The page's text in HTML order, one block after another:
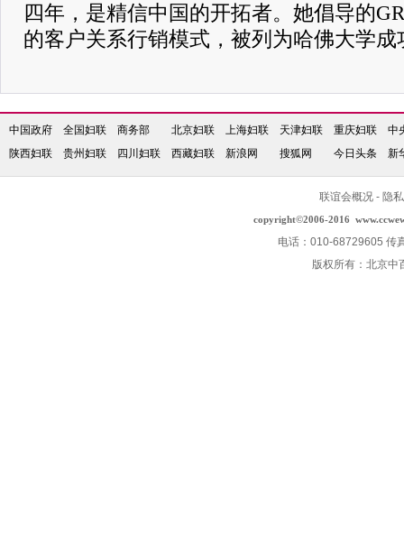
四年，是精信中国的开拓者。她倡导的
的客户关系行销模式，被列为哈佛大学成
中国政府 全国妇联 商务部 北京妇联 上海妇联 天津妇联 重庆妇联
中
陕西妇联
贵州妇联 四川妇联 西藏妇联 新浪网 搜狐网 今日头条 新
联谊会概况 - 隐
copyright©2006-2016
电话：010-68729605 传
版权所有：北京